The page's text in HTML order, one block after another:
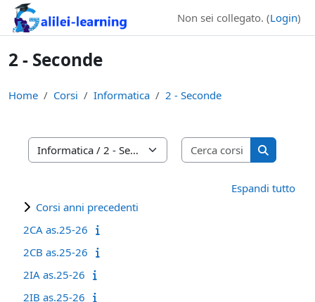
Vai al contenuto principale
Non sei collegato. (Login)
2 - Seconde
Home Corsi Informatica 2 - Seconde
Categorie di corso
Cerca corsi
Cerca corsi
Espandi tutto
Corsi anni precedenti
2CA as.25-26
2CB as.25-26
2IA as.25-26
2IB as.25-26